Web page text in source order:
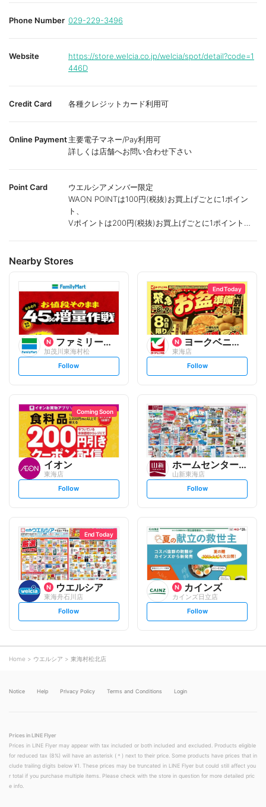
Phone Number 029-229-3496
Website
https://store.welcia.co.jp/welcia/spot/detail?code=1
446D
Credit Card 各種クレジットカード利用可
Online Payment主要電子マネー/Pay利用可
詳しくは店舗へお問い合わせ下さい
Point Card
ウエルシアメンバー限定
WAON POINTは100円(税抜)お買上げごとに1ポイン
ト、
Vポイントは200円(税抜)お買上げごとに1ポイント進
Nearby Stores
ファミリーマート
加茂川東海村松
s
t
l
o
w
Follow
End Today
ヨークベニマル
東海店
s
t
l
o
w
Follow
Coming Soon
イオン
東海店
s
t
l
o
w
Follow
ホームセンター 山新
山新東海店
s
t
l
o
w
Follow
End Today
ウエルシア
東海舟石川店
s
t
o
w
Follow
カインズ
カインズ日立店
s
t
Follow
Home ウエルシア 東海村松北店
Notice Help Privacy Policy Terms and Conditions Login
Prices in LINE Flyer
Prices in LINE Flyer may appear with tax included or both included and excluded. Products eligible
for reduced tax (8%) will have an asterisk (＊) next to their price. Some products have prices that in
clude trailing digits below ¥1. These prices may be truncated in LINE Flyer but could still affect you
r total if you purchase multiple items. Please check with the store in question for more detailed pric
e info.